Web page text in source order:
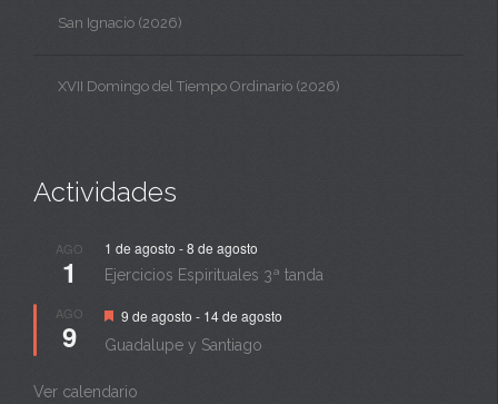
San Ignacio (2026)
XVII Domingo del Tiempo Ordinario (2026)
Actividades
AGO
1
1 de agosto -8 de agosto
Ejercicios Espirituales 3ª tanda
AGO
9
Destacado
9 de agosto - 14 de agosto
Guadalupe y Santiago
Ver calendario